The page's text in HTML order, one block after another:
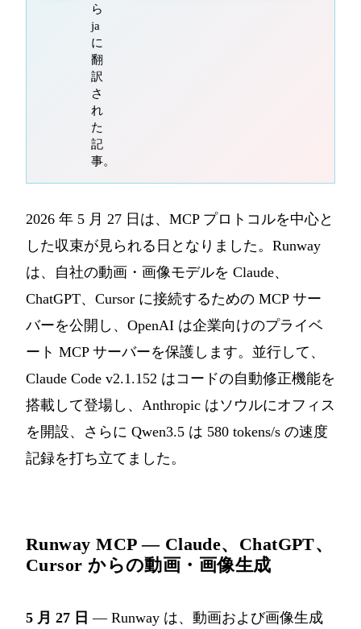
ら
ja
に
翻
訳
さ
れ
た
記
事。
2026 年 5 月 27 日は、MCP プロトコルを中心と
した収束が見られる日となりました。Runway
は、自社の動画・画像モデルを Claude、
ChatGPT、Cursor に接続するための MCP サー
バーを公開し、OpenAI は企業向けのプライベ
ート MCP サーバーを保護します。並行して、
Claude Code v2.1.152 はコードの自動修正機能を
搭載して登場し、Anthropic はソウルにオフィス
を開設、さらに Qwen3.5 は 580 tokens/s の速度
記録を打ち立てました。
Runway MCP — Claude、ChatGPT、
Cursor からの動画・画像生成
5 月 27 日 — Runway は、動画および画像生成